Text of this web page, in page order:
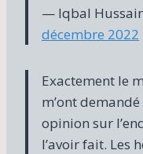
— Iqbal
décembre 2022
Exactement le
m’ont
opinion sur
l’avoir fait. Les